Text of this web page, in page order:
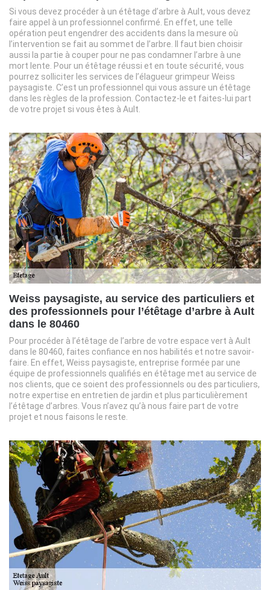
Si vous devez procéder à un étêtage d’arbre à Ault, vous devez
faire appel à un professionnel confirmé. En effet, une telle
opération peut engendrer des accidents dans la mesure où
l’intervention se fait au sommet de l’arbre. Il faut bien choisir
aussi la partie à couper pour ne pas condamner l’arbre à une
mort lente. Pour un étêtage réussi et en toute sécurité, vous
pourrez solliciter les services de l’élagueur grimpeur Weiss
paysagiste. C’est un professionnel qui vous assure un étêtage
dans les règles de la profession. Contactez-le et faites-lui part
de votre projet si vous êtes à Ault.
Weiss paysagiste, au service des particuliers et
des professionnels pour l’étêtage d’arbre à Ault
dans le 80460
Pour procéder à l’étêtage de l’arbre de votre espace vert à Ault
dans le 80460, faites confiance en nos habilités et notre savoir-
faire. En effet, Weiss paysagiste, entreprise formée par une
équipe de professionnels qualifiés en étêtage met au service de
nos clients, que ce soient des professionnels ou des particuliers,
notre expertise en entretien de jardin et plus particulièrement
l’étêtage d’arbres. Vous n’avez qu’à nous faire part de votre
projet et nous faisons le reste.